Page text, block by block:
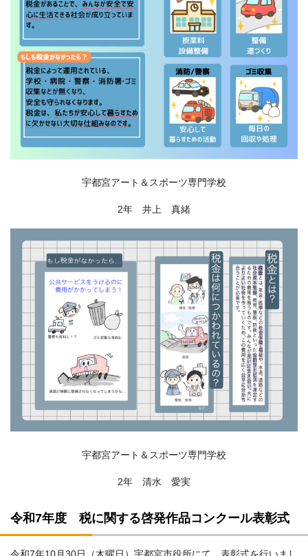
宇都宮アート＆スポーツ専門学校
2年 井上 真緒
宇都宮アート＆スポーツ専門学校
2年 清水 愛実
令和7年度 税に関する啓発作品コンクール表彰式